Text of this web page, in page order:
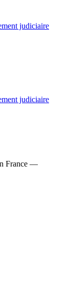
judiciaire
judiciaire
France —